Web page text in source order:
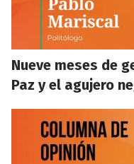
Nueve meses de
Paz y el agujero